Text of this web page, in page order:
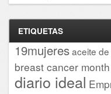
ETIQUETAS
19mujeresaceite
breast cancer month
diario ideal